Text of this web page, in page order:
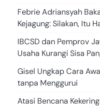
Febrie Adriansyah
Kejagung: Silakan, Itu
IBCSD dan Pemprov
Usaha Kurangi Sisa
Gisel Ungkap Cara
tanpa Menggurui
Atasi Bencana